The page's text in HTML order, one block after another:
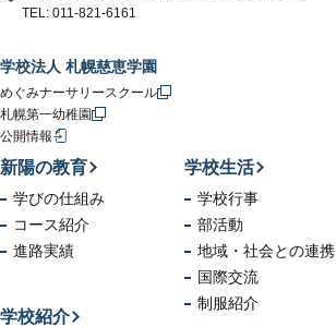
TEL: 011-821-6161
学校法人 札幌慈恵学園
めぐみナーサリースクール
札幌第一幼稚園
公開情報
新陽の教育
学びの仕組み
コース紹介
進路実績
学校生活
学校行事
部活動
地域・社会との連携
国際交流
制服紹介
学校紹介